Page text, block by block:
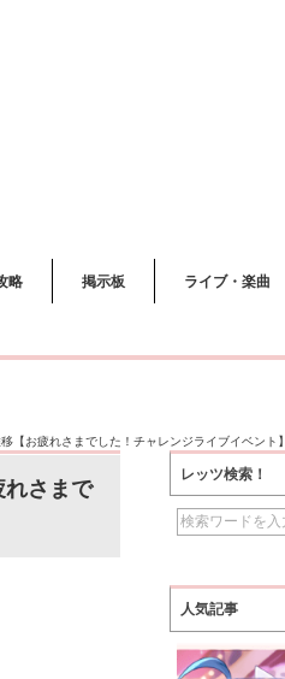
略 掲示板 ライブ・楽曲
【お疲れさまでした！チャレンジライブイベント】
れさまで
レッツ検索！
人気記事